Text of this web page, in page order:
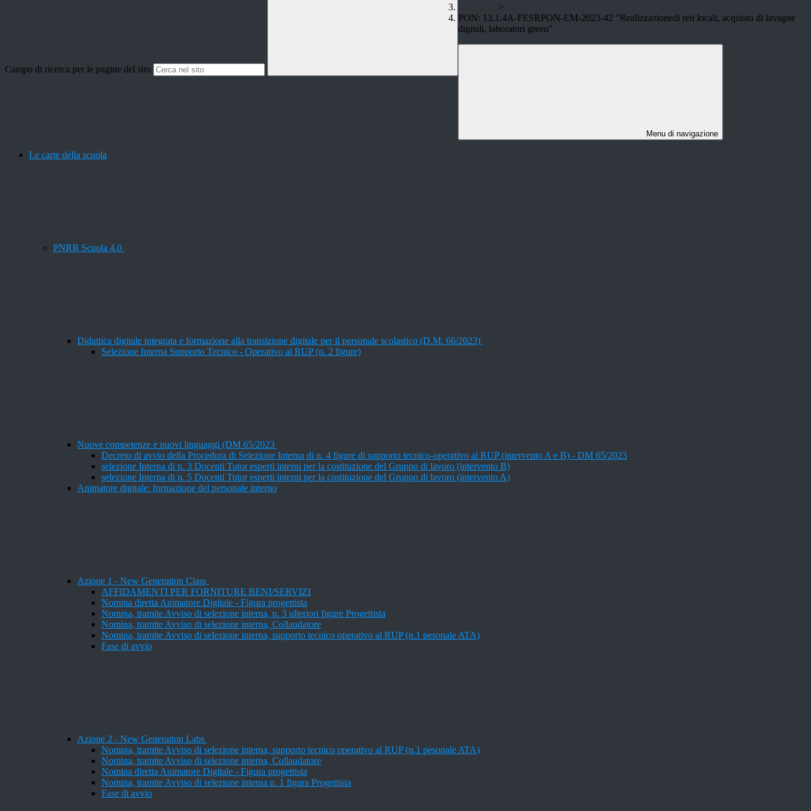
Campo di ricerca per le pagine del sito
>
PON: 13.1.4A-FESRPON-EM-2023-42 "Realizzazionedi reti locali, acquisto di lavagne
digitali, laboratori green"
Menu di navigazione
Le carte della scuola
PNRR Scuola 4.0
Didattica digitale integrata e formazione alla transizione digitale per il personale scolastico (D.M. 66/2023)
Selezione Interna Supporto Tecnico - Operativo al RUP (n. 2 figure)
Nuove competenze e nuovi linguaggi (DM 65/2023
Decreto di avvio della Procedura di Selezione Interna di n. 4 figure di supporto tecnico-operativo al RUP (intervento A e B) - DM 65/2023
selezione Interna di n. 3 Docenti Tutor esperti interni per la costituzione del Gruppo di lavoro (intervento B)
selezione Interna di n. 5 Docenti Tutor esperti interni per la costituzione del Gruppo di lavoro (intervento A)
Animatore digitale: formazione del personale interno
Azione 1 - New Generation Class
AFFIDAMENTI PER FORNITURE BENI/SERVIZI
Nomina diretta Animatore Digitale - Figura progettista
Nomina, tramite Avviso di selezione interna, n. 3 ulteriori figure Progettista
Nomina, tramite Avviso di selezione interna, Collaudatore
Nomina, tramite Avviso di selezione interna, supporto tecnico operativo al RUP (n.1 pesonale ATA)
Fase di avvio
Azione 2 - New Generation Labs
Nomina, tramite Avviso di selezione interna, supporto tecnico operativo al RUP (n.1 pesonale ATA)
Nomina, tramite Avviso di selezione interna, Collaudatore
Nomina diretta Animatore Digitale - Figura progettista
Nomina, tramite Avviso di selezione interna n. 1 figura Progettista
Fase di avvio